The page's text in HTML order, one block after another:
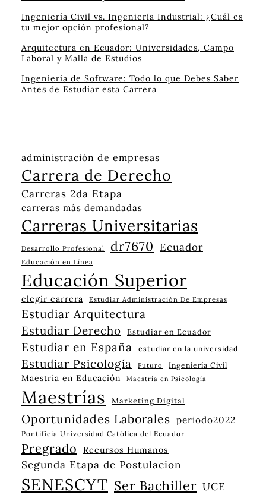
Ingeniería Civil vs. Ingeniería Industrial: ¿Cuál es
tu mejor opción profesional?
Arquitectura en Ecuador: Universidades, Campo
Laboral y Malla de Estudios
Ingeniería de Software: Todo lo que Debes Saber
Antes de Estudiar esta Carrera
administración de empresas
Carrera de Derecho
Carreras 2da Etapa
carreras más demandadas
Carreras Universitarias
Desarrollo Profesional dr7670 Ecuador
Educación en Línea
Educación Superior
elegir carrera Estudiar Administración De Empresas
Estudiar Arquitectura
Estudiar Derecho
Estudiar en Ecuador
Estudiar en España estudiar en la universidad
Estudiar Psicología Futuro Ingeniería Civil
Maestría en Educación Maestría en Psicología
Maestrías Marketing Digital
Oportunidades Laborales periodo2022
Pontificia Universidad Católica del Ecuador
Pregrado Recursos Humanos
Segunda Etapa de Postulacion
SENESCYT Ser Bachiller UCE